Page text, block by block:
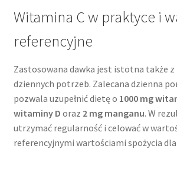
Witamina C w praktyce i
referencyjne
Zastosowana dawka jest istotna także
dziennych potrzeb. Zalecana dzienna
pozwala uzupełnić dietę o 1000 mg
witaminy D oraz 2 mg manganu. W
utrzymać regularność i celować w
referencyjnymi wartościami spożycia dla